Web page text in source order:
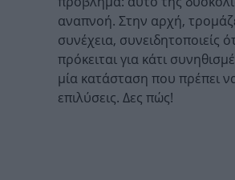
αναπνοή. Στην αρχή,
συνέχεια, συνειδητοποιείς
πρόκειται για κάτι
μία κατάσταση που πρέπει
επιλύσεις. Δες πώς!